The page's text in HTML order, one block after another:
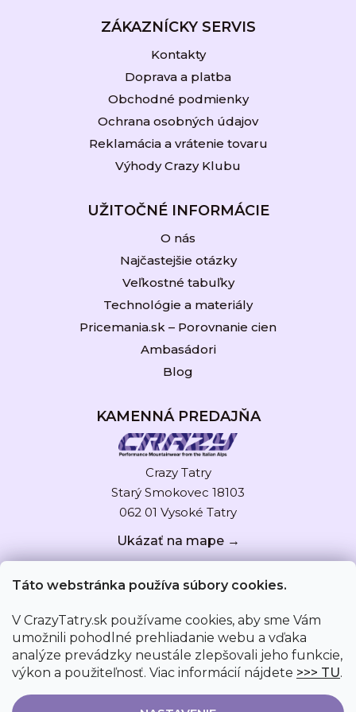
Táto webstránka používa súbory cookies.
V CrazyTatry.sk používame cookies, aby sme Vám
umožnili pohodlné prehliadanie webu a vďaka
analýze prevádzky neustále zlepšovali jeho funkcie,
výkon a použiteľnosť. Viac informácií nájdete >>> TU.
ZÁKAZNÍCKY SERVIS
Kontakty
Doprava a platba
Obchodné podmienky
Ochrana osobných údajov
Reklamácia a vrátenie tovaru
Výhody Crazy Klubu
UŽITOČNÉ INFORMÁCIE
O nás
Najčastejšie otázky
Veľkostné tabuľky
Technológie a materiály
Pricemania.sk – Porovnanie cien
Ambasádori
Blog
KAMENNÁ PREDAJŇA
Crazy Tatry
Starý Smokovec 18103
062 01 Vysoké Tatry
Ukázať na mape →